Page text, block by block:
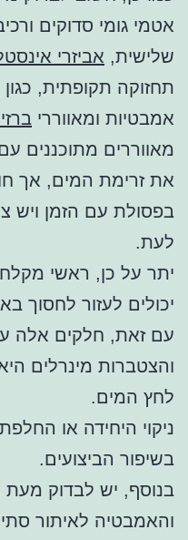
אטמי גומי סדוקים
שלישית, אביזרי
תחזוקה תקופתית,
אמבטיות ומאווררי
מאווררים מתוכננים
את זרימת המים, אך
בפסולת עם הזמן ויש
לעת.
יתר על כן, ראשי
יכולים לעזור לחסוך
עם זאת, חלקים אלה
והצטברות מינרלים
לחץ המים.
ניקוי היחידה או
בשיפור הביצועים.
בנוסף, יש לבדוק
והאמבטיה לאיתור